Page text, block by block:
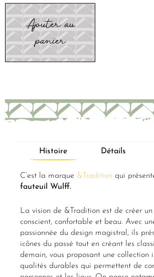
Ajouter au
panier
Histoire Détails
C’est la marque &Tradition qui
fauteuil Wulff.
La vision de &Tradition est de créer
conscient, confortable et beau. Avec
passionnée du design magistral, ils
icônes du passé tout en créant les
demain, vous proposant une collection
qualités durables qui permettent de